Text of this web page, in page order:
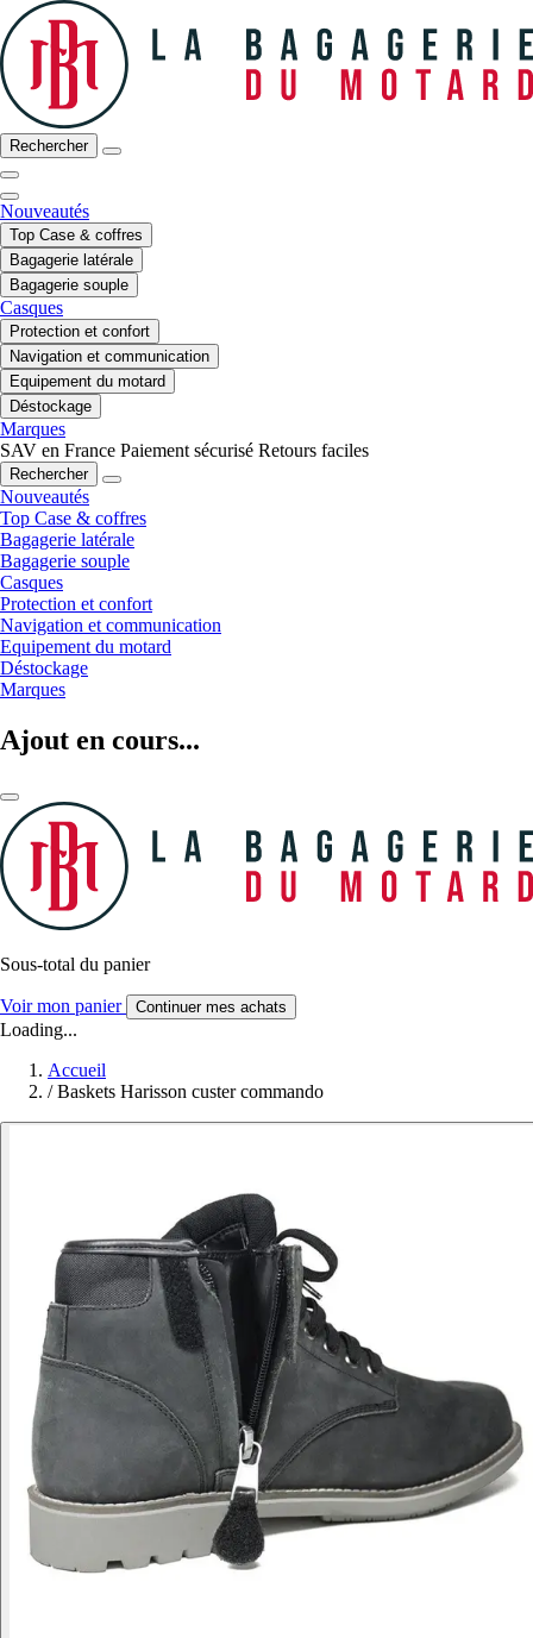
Rechercher
Nouveautés
Top Case & coffres
Bagagerie latérale
Bagagerie souple
Casques
Protection et confort
Navigation et communication
Equipement du motard
Déstockage
Marques
SAV en France Paiement sécurisé Retours faciles
Rechercher
Nouveautés
Top Case & coffres
Bagagerie latérale
Bagagerie souple
Casques
Protection et confort
Navigation et communication
Equipement du motard
Déstockage
Marques
Ajout en cours...
Sous-total du panier
Voir mon panier Continuer mes achats
Loading...
Accueil
/ Baskets Harisson custer commando